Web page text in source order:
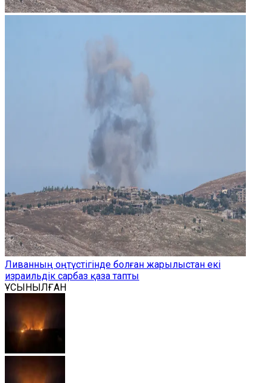
Ливанның оңтүстігінде болған жарылыстан екі
израильдік сарбаз қаза тапты
ҰСЫНЫЛҒАН